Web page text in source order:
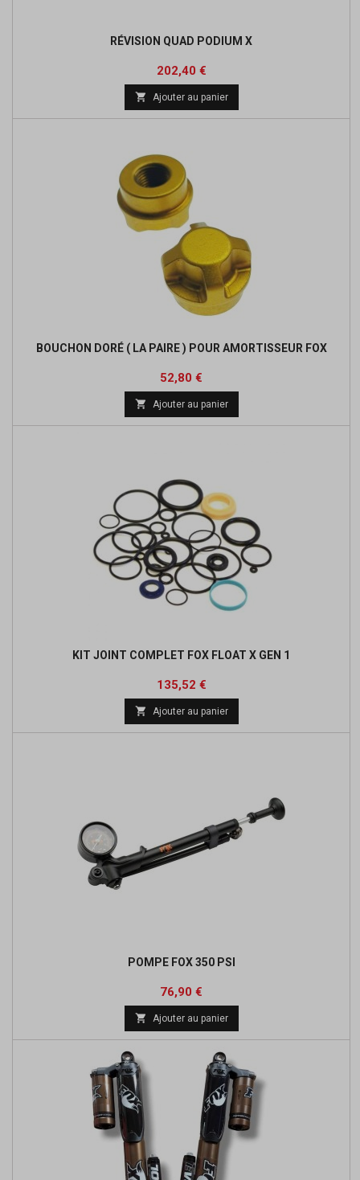
RÉVISION QUAD PODIUM X
Prix
202,40 €Prix
de
base
 Ajouter au panier
BOUCHON DORÉ ( LA PAIRE ) POUR AMORTISSEUR FOX
Prix
52,80 €
base
 Ajouter au panier
KIT JOINT COMPLET FOX FLOAT X GEN 1
Prix
135,52 €Prix
de
base
 Ajouter au panier
POMPE FOX 350 PSI
Prix
76,90 €
 Ajouter au panier